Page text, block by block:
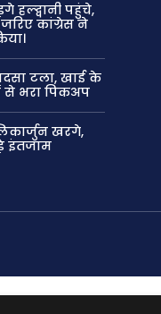
हल्द्वानी पहुंचे,
कांग्रेस ने
टला, खाई के
से भरा पिकअप
खरगे,
इंतजाम